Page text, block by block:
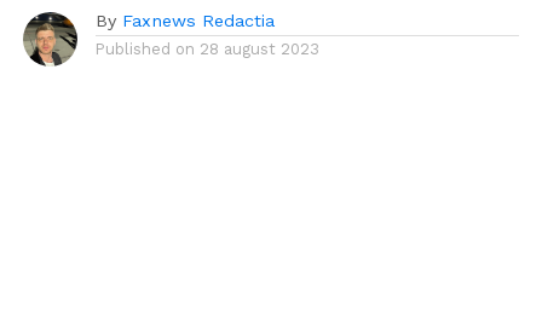
By Faxnews Redactia
Published on 28 august 2023